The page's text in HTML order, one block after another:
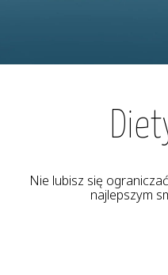
Nie lubisz się
najlepszym